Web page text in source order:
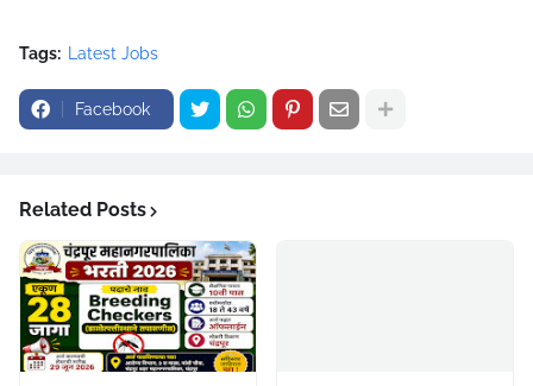
Tags: Latest Jobs
Facebook
Related Posts